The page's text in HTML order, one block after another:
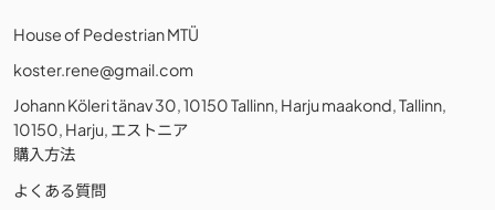
House of Pedestrian MTÜ
koster.rene@gmail.com
Johann Köleri tänav 30, 10150 Tallinn, Harju maakond, Tallinn,
10150, Harju, エストニア
購入方法
よくある質問